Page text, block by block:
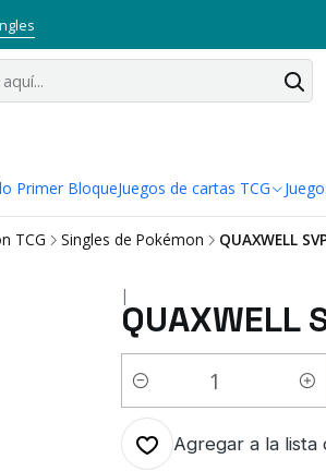
Primer BloqueJuegos de cartas TCG
TCG Singles de Pokémon QUAXWELL
|
QUAXWELL
Cantidad
Agregar a la lista